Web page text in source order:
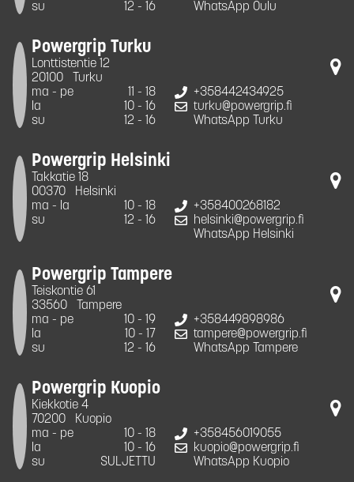
su
12 - 16
WhatsApp Oulu
Powergrip Turku
Lonttistentie 12
20100
Turku
ma - pe
11 - 18
la
10 - 16
su
12 - 16
+358442434925
turku@powergrip.fi
WhatsApp Turku
Powergrip Helsinki
Takkatie 18
00370
Helsinki
ma - la
10 - 18
su
12 - 16
+358400268182
helsinki@powergrip.fi
WhatsApp Helsinki
Powergrip Tampere
Teiskontie 61
33560
Tampere
ma - pe
10 - 19
la
10 - 17
su
12 - 16
+358449898986
tampere@powergrip.fi
WhatsApp Tampere
Powergrip Kuopio
Kiekkotie 4
70200
Kuopio
ma - pe
10 - 18
la
10 - 16
su
SULJETTU
+358456019055
kuopio@powergrip.fi
WhatsApp Kuopio